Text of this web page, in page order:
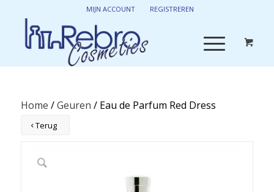
MIJN ACCOUNT REGISTREREN
Home /Geuren / Eau de Parfum Red Dress
Terug